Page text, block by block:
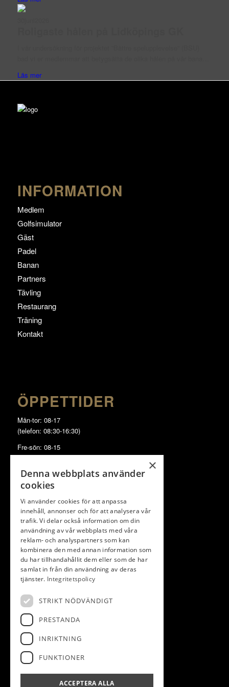
Läs mer
INFORMATION
Medlem
Golfsimulator
Gäst
Padel
Banan
Partners
Tävling
Restaurang
Träning
Kontakt
ÖPPETTIDER
Mån-tor: 08-17
(telefon: 08:30-16:30)
Fre-sön: 08-15
(telefon: 08:30-14:30)
KONTAKT
Lidköpings golfklubb
Truve
531 70 Lidköping
info@lidkopingsgk.se
0510-54 61 44
FÖLJ OSS
×
Denna webbplats använder
cookies
Vi använder cookies för att anpassa
innehåll, annonser och för att analysera vår
trafik. Vi delar också information om din
användning av vår webbplats med våra
reklam- och analyspartners som kan
kombinera den med annan information som
du har tillhandahållit dem eller som de har
samlat in från din användning av deras
tjänster. Integritetspolicy
STRIKT NÖDVÄNDIGT
PRESTANDA
INRIKTNING
FUNKTIONER
ACCEPTERA ALLA